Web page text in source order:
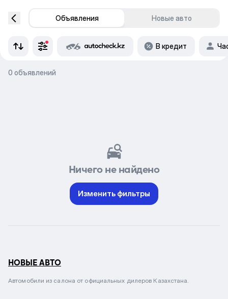
Объявления Новые авто
В кредит
0 объявлений
Ничего не найдено
Изменить фильтры
НОВЫЕ АВТО
Автомобили из салона от официальных дилеров Казахстана.